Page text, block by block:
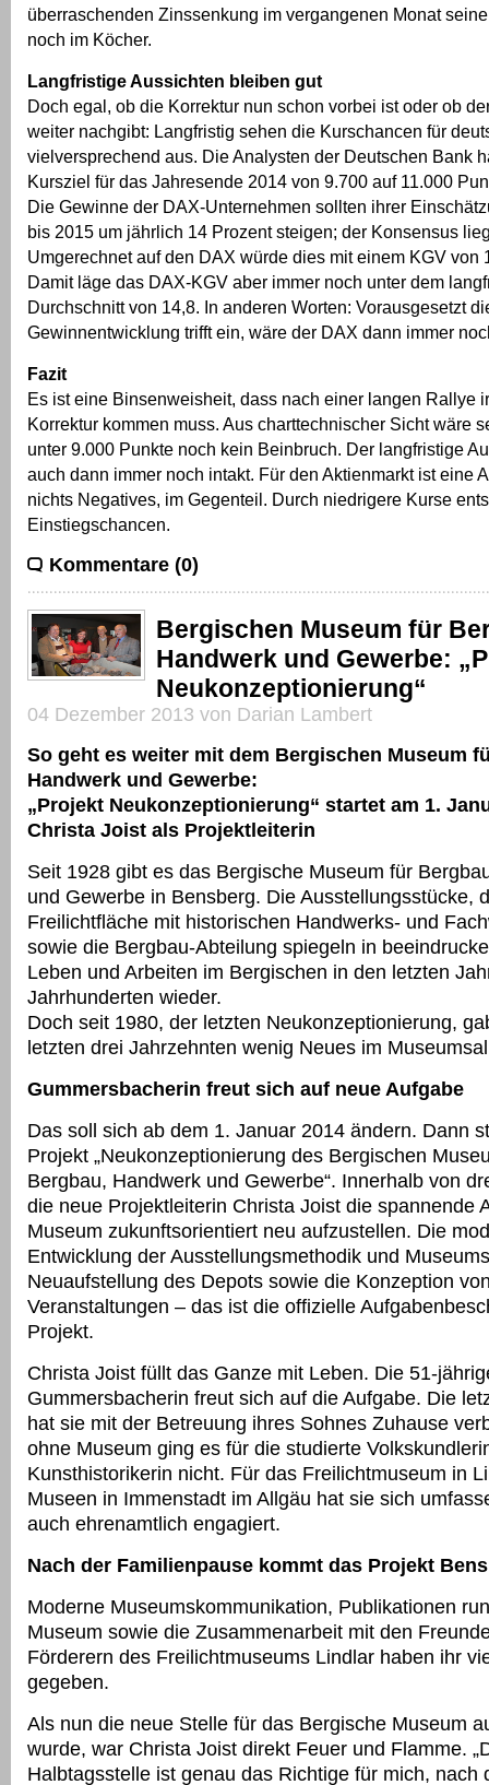
überraschenden Zinssenkung im vergangenen Monat
noch im Köcher.
Langfristige Aussichten bleiben gut
Doch egal, ob die Korrektur nun schon vorbei ist oder ob
weiter nachgibt: Langfristig sehen die Kurschancen für
vielversprechend aus. Die Analysten der Deutschen Bank
Kursziel für das Jahresende 2014 von 9.700 auf 11.000
Die Gewinne der DAX-Unternehmen sollten ihrer
bis 2015 um jährlich 14 Prozent steigen; der Konsensus
Umgerechnet auf den DAX würde dies mit einem KGV von
Damit läge das DAX-KGV aber immer noch unter dem
Durchschnitt von 14,8. In anderen Worten: Vorausgesetzt
Gewinnentwicklung trifft ein, wäre der DAX dann immer
Fazit
Es ist eine Binsenweisheit, dass nach einer langen Rallye
Korrektur kommen muss. Aus charttechnischer Sicht wäre
unter 9.000 Punkte noch kein Beinbruch. Der langfristige
auch dann immer noch intakt. Für den Aktienmarkt ist eine
nichts Negatives, im Gegenteil. Durch niedrigere Kurse
Einstiegschancen.
Kommentare (0)
Bergischen Museum für
Handwerk und Gewerbe:
Neukonzeptionierung“
04 Dezember 2013 von Darian Lambert
So geht es weiter mit dem Bergischen Museum
Handwerk und Gewerbe:
„Projekt Neukonzeptionierung“ startet am 1.
Christa Joist als Projektleiterin
Seit 1928 gibt es das Bergische Museum für
und Gewerbe in Bensberg. Die Ausstellungsstücke,
Freilichtfläche mit historischen Handwerks- und
sowie die Bergbau-Abteilung spiegeln in
Leben und Arbeiten im Bergischen in den letzten
Jahrhunderten wieder.
Doch seit 1980, der letzten Neukonzeptionierung,
letzten drei Jahrzehnten wenig Neues im
Gummersbacherin freut sich auf neue Aufgabe
Das soll sich ab dem 1. Januar 2014 ändern. Dann
Projekt „Neukonzeptionierung des Bergischen
Bergbau, Handwerk und Gewerbe“. Innerhalb von
die neue Projektleiterin Christa Joist die spannende
Museum zukunftsorientiert neu aufzustellen. Die
Entwicklung der Ausstellungsmethodik und
Neuaufstellung des Depots sowie die Konzeption
Veranstaltungen – das ist die offizielle
Projekt.
Christa Joist füllt das Ganze mit Leben. Die 51-
Gummersbacherin freut sich auf die Aufgabe. Die
hat sie mit der Betreuung ihres Sohnes Zuhause
ohne Museum ging es für die studierte
Kunsthistorikerin nicht. Für das Freilichtmuseum in
Museen in Immenstadt im Allgäu hat sie sich
auch ehrenamtlich engagiert.
Nach der Familienpause kommt das Projekt
Moderne Museumskommunikation, Publikationen
Museum sowie die Zusammenarbeit mit den
Förderern des Freilichtmuseums Lindlar haben ihr
gegeben.
Als nun die neue Stelle für das Bergische Museum
wurde, war Christa Joist direkt Feuer und Flamme.
Halbtagsstelle ist genau das Richtige für mich, nach